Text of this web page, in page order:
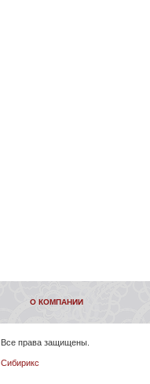
О КОМПАНИИ
. Все права защищены.
Сибирикс